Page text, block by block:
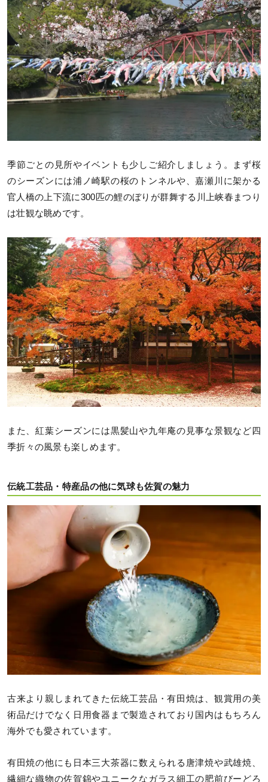
季節ごとの見所やイベントも少しご紹介しましょう。まず桜
のシーズンには浦ノ崎駅の桜のトンネルや、嘉瀬川に架かる
官人橋の上下流に300匹の鯉のぼりが群舞する川上峡春まつり
は壮観な眺めです。
また、紅葉シーズンには黒髪山や九年庵の見事な景観など四
季折々の風景も楽しめます。
伝統工芸品・特産品の他に気球も佐賀の魅力
古来より親しまれてきた伝統工芸品・有田焼は、観賞用の美
術品だけでなく日用食器まで製造されており国内はもちろん
海外でも愛されています。
有田焼の他にも日本三大茶器に数えられる唐津焼や武雄焼、
繊細な織物の佐賀錦やユニークなガラス細工の肥前びーどろ